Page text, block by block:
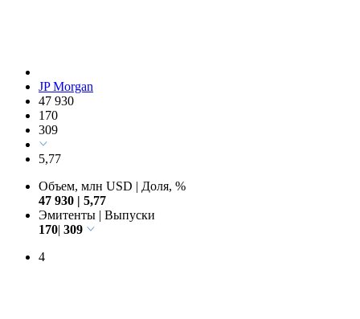
JP Morgan
47 930
170
309
5,77
Объем, млн USD
Доля, %
47 930
5,77
Эмитенты
Выпуски
170 309
4